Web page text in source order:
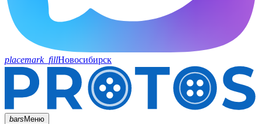
placemark_fillНовосибирск
barsМеню